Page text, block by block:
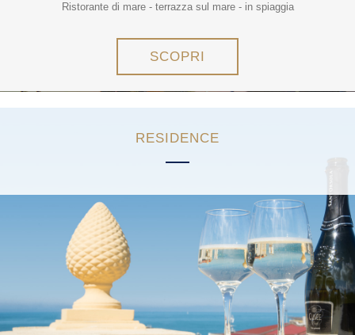
Ristorante di mare - terrazza sul mare - in spiaggia
SCOPRI
RESIDENCE